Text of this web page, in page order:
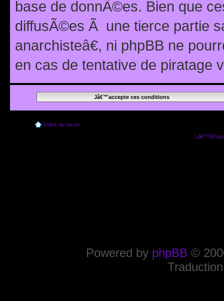
base de donnÃ©es. Bien que
diffusÃ©es Ã une tierce partie
anarchisteâ€, ni phpBB ne
en cas de tentative de piratage
Index du forum
Powered by phpBB ©